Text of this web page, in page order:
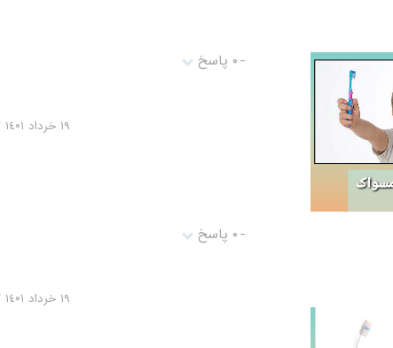
-۰ پاسخ
١٩ خرداد ١٤۰١ ۰١:۰٦:١٧
-۰ پاسخ
١٩ خرداد ١٤۰١ ۰١:۰٦:١٧